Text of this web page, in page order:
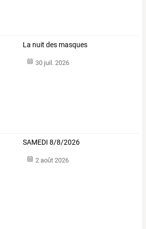
La nuit des masques
30 juil. 2026
SAMEDI 8/8/2026
2 août 2026